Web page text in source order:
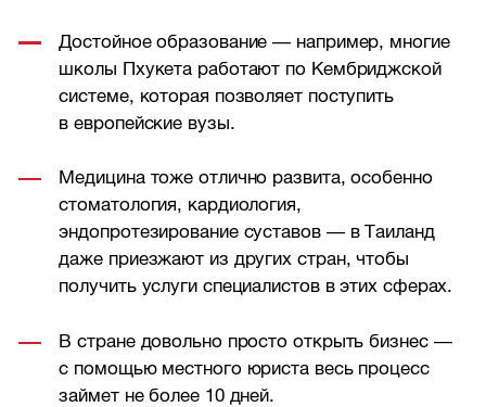
Достойное образование — например, многие
школы Пхукета работают по Кембриджской
системе, которая позволяет поступить
в европейские вузы.
Медицина тоже отлично развита, особенно
стоматология, кардиология,
эндопротезирование суставов — в Таиланд
даже приезжают из других стран, чтобы
получить услуги специалистов в этих сферах.
В стране довольно просто открыть бизнес —
с помощью местного юриста весь процесс
займет не более 10 дней.